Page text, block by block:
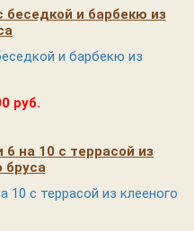
беседкой и барбекю из
руб.
на 10 с террасой из
бруса